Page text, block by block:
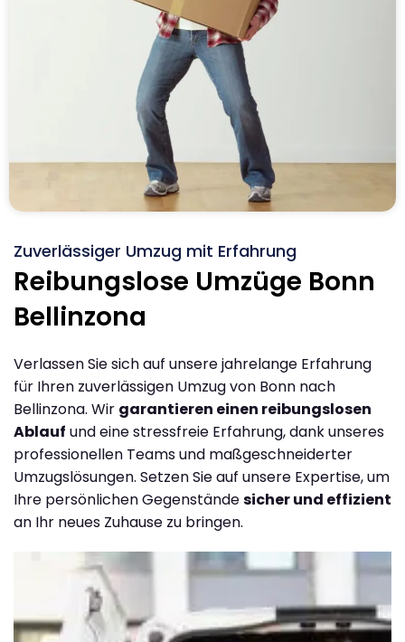
Zuverlässiger Umzug mit Erfahrung
Reibungslose Umzüge Bonn
Bellinzona
Verlassen Sie sich auf unsere jahrelange Erfahrung
für Ihren zuverlässigen Umzug von Bonn nach
Bellinzona. Wir garantieren einen reibungslosen
Ablauf und eine stressfreie Erfahrung, dank unseres
professionellen Teams und maßgeschneiderter
Umzugslösungen. Setzen Sie auf unsere Expertise, um
Ihre persönlichen Gegenständesicher und effizient
an Ihr neues Zuhause zu bringen.